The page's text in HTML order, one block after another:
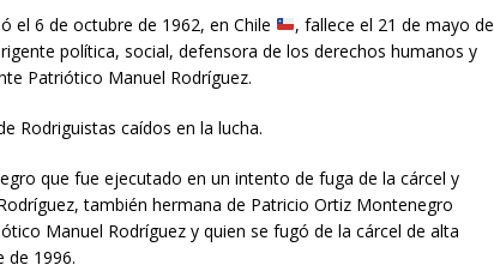
el 6 de octubre de 1962, en Chile
, fallece el 21 de mayo de
política, social, defensora de los derechos humanos y
Patriótico Manuel Rodríguez.
Rodriguistas caídos en la lucha.
que fue ejecutado en un intento de fuga de la cárcel y
también hermana de Patricio Ortiz Montenegro
Manuel Rodríguez y quien se fugó de la cárcel de alta
de 1996.